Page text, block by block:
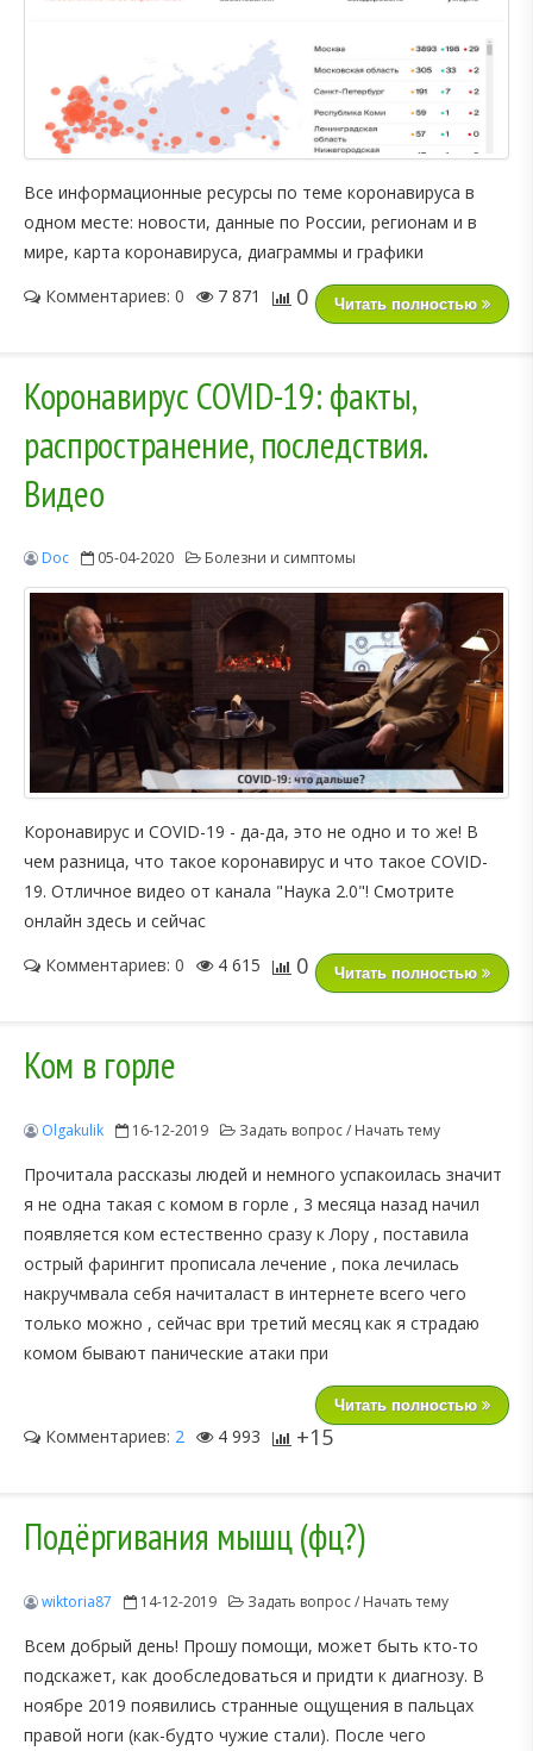
Все информационные ресурсы по теме коронавируса в
одном месте: новости, данные по России, регионам и в
мире, карта коронавируса, диаграммы и графики
Читать полностью
Комментариев: 0 7 871 0
Коронавирус COVID-19: факты,
распространение, последствия.
Видео
Doc 05-04-2020 Болезни и симптомы
Коронавирус и COVID-19 - да-да, это не одно и то же! В
чем разница, что такое коронавирус и что такое COVID-
19. Отличное видео от канала "Наука 2.0"! Смотрите
онлайн здесь и сейчас
Читать полностью
Комментариев: 0 4 615 0
Ком в горле
Olgakulik 16-12-2019 Задать вопрос / Начать тему
Прочитала рассказы людей и немного успакоилась значит
я не одна такая с комом в горле , 3 месяца назад начил
появляется ком естественно сразу к Лору , поставила
острый фарингит прописала лечение , пока лечилась
накручмвала себя начиталаст в интернете всего чего
только можно , сейчас ври третий месяц как я страдаю
комом бывают панические атаки при
Читать полностью
Комментариев: 2 4 993 +15
Подёргивания мышц (фц?)
wiktoria87 14-12-2019 Задать вопрос / Начать тему
Всем добрый день! Прошу помощи, может быть кто-то
подскажет, как дообследоваться и придти к диагнозу. В
ноябре 2019 появились странные ощущения в пальцах
правой ноги (как-будто чужие стали). После чего